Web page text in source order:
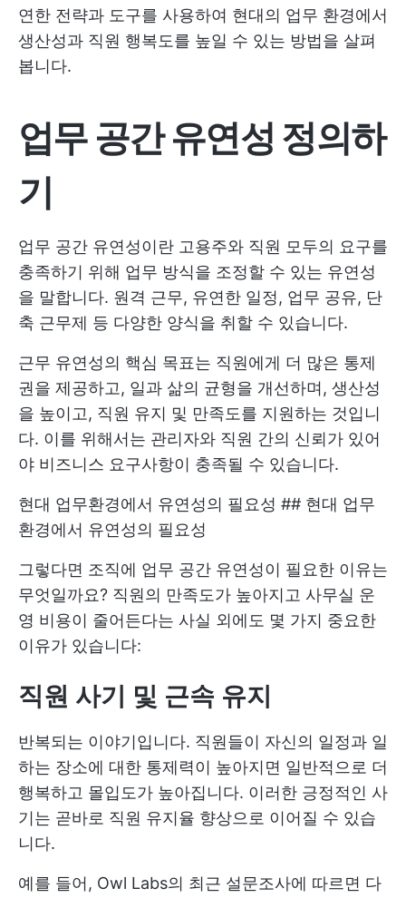
연한 전략과 도구를 사용하여 현대의 업무 환경에서
생산성과 직원 행복도를 높일 수 있는 방법을 살펴
봅니다.
업무 공간 유연성 정의하
기
업무 공간 유연성이란 고용주와 직원 모두의 요구를
충족하기 위해 업무 방식을 조정할 수 있는 유연성
을 말합니다. 원격 근무, 유연한 일정, 업무 공유, 단
축 근무제 등 다양한 양식을 취할 수 있습니다.
근무 유연성의 핵심 목표는 직원에게 더 많은 통제
권을 제공하고, 일과 삶의 균형을 개선하며, 생산성
을 높이고, 직원 유지 및 만족도를 지원하는 것입니
다. 이를 위해서는 관리자와 직원 간의 신뢰가 있어
야 비즈니스 요구사항이 충족될 수 있습니다.
현대 업무환경에서 유연성의 필요성 ## 현대 업무
환경에서 유연성의 필요성
그렇다면 조직에 업무 공간 유연성이 필요한 이유는
무엇일까요? 직원의 만족도가 높아지고 사무실 운
영 비용이 줄어든다는 사실 외에도 몇 가지 중요한
이유가 있습니다:
직원 사기 및 근속 유지
반복되는 이야기입니다. 직원들이 자신의 일정과 일
하는 장소에 대한 통제력이 높아지면 일반적으로 더
행복하고 몰입도가 높아집니다. 이러한 긍정적인 사
기는 곧바로 직원 유지율 향상으로 이어질 수 있습
니다.
예를 들어, Owl Labs의 최근 설문조사에 따르면 다